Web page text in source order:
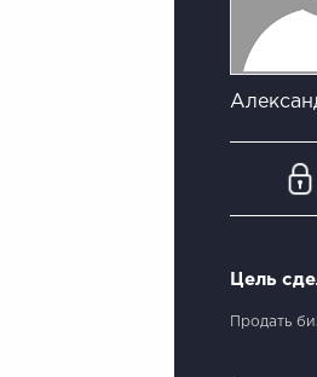
Цель
Продать